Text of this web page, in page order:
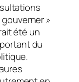
»
été un
du